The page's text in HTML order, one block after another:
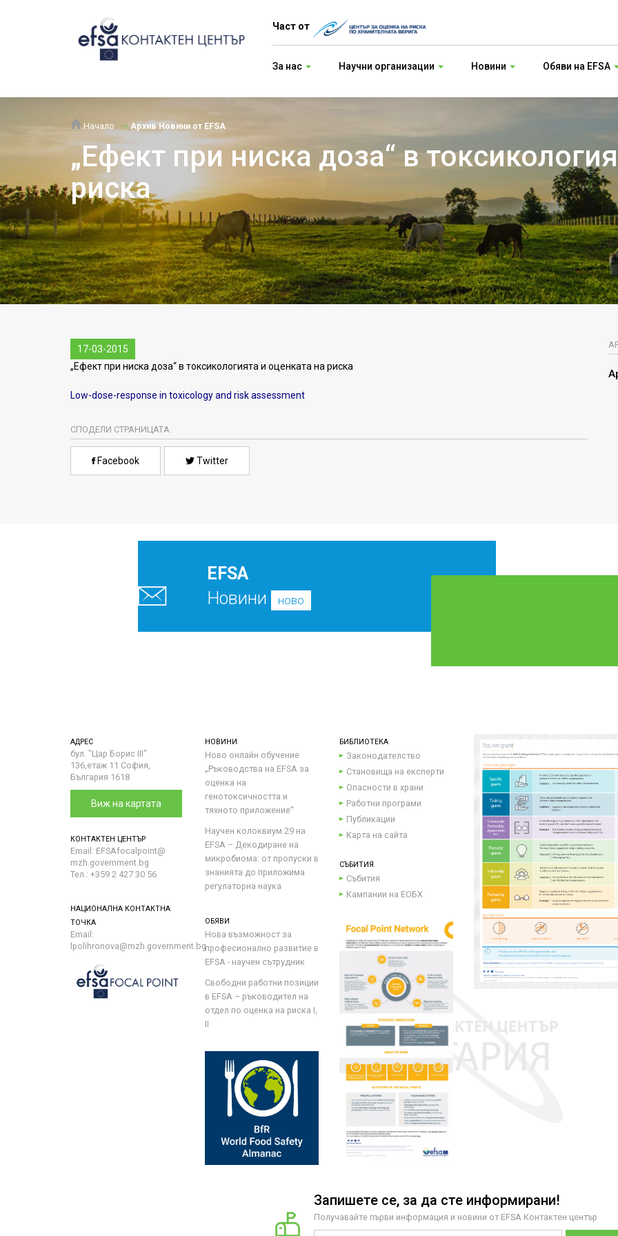
Част от
За нас Научни организации Новини Обяви на EFSA
Начало Архив Новини от EFSA
„Ефект при ниска доза“ в
риска
17-03-2015
„Ефект при ниска доза“ в токсикологията и оценката на риска
Low-dose-response in toxicology and risk assessment
СПОДЕЛИ СТРАНИЦАТА
Facebook Twitter
EFSA
Новини
ново
АДРЕС
бул. "Цар Борис III"
136,етаж 11 София,
България 1618
Виж на картата
КОНТАКТЕН ЦЕНТЪР
Email: EFSAfocalpoint@
mzh.government.bg
Тел.: +359 2 427 30 56
НАЦИОНАЛНА КОНТАКТНА
ТОЧКА
Email:
lpolihronova@mzh.government.bg
НОВИНИ
Ново онлайн обучение
„Ръководства на ЕFSA за
оценка на
генотоксичността и
тяхното приложение“
Научен колоквиум 29 на
EFSA – Декодиране на
микробиома: от пропуски в
знанията до приложима
регулаторна наука
ОБЯВИ
Нова възможност за
професионално развитие в
EFSA - научен сътрудник
Свободни работни позиции
в EFSA – ръководител на
отдел по оценка на риска I,
II
БИБЛИОТЕКА
Законодателство
Становища на експерти
Опасности в храни
Работни програми
Публикации
Карта на сайта
СЪБИТИЯ
Събития
Кампании на ЕОБХ
Запишете се, за да сте информирани!
Получавайте първи информация и новини от EFSA Контактен център